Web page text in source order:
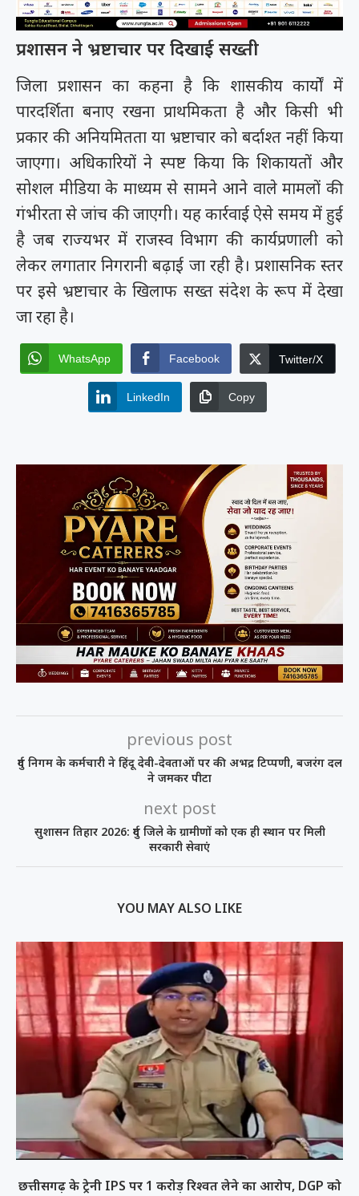
प्रशासन ने भ्रष्टाचार पर दिखाई सख्ती
जिला प्रशासन का कहना है कि शासकीय कार्यों में
पारदर्शिता बनाए रखना प्राथमिकता है और किसी भी
प्रकार की अनियमितता या भ्रष्टाचार को बर्दाश्त नहीं किया
जाएगा। अधिकारियों ने स्पष्ट किया कि शिकायतों और
सोशल मीडिया के माध्यम से सामने आने वाले मामलों की
गंभीरता से जांच की जाएगी। यह कार्रवाई ऐसे समय में हुई
है जब राज्यभर में राजस्व विभाग की कार्यप्रणाली को
लेकर लगातार निगरानी बढ़ाई जा रही है। प्रशासनिक स्तर
पर इसे भ्रष्टाचार के खिलाफ सख्त संदेश के रूप में देखा
जा रहा है।
WhatsApp Facebook Twitter/X
LinkedIn Copy
previous post
दुर्ग निगम के कर्मचारी ने हिंदू देवी-देवताओं पर की अभद्र टिप्पणी, बजरंग दल
ने जमकर पीटा
next post
सुशासन तिहार 2026: दुर्ग जिले के ग्रामीणों को एक ही स्थान पर मिली
सरकारी सेवाएं
YOU MAY ALSO LIKE
छत्तीसगढ़ के ट्रेनी IPS पर 1 करोड़ रिश्वत लेने का आरोप, DGP को